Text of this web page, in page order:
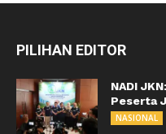
PILIHAN EDITOR
NADI
Peserta
NASIONAL